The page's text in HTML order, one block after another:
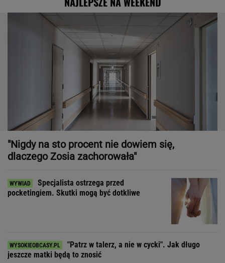
"Nigdy na sto procent nie dowiem się,
dlaczego Zosia zachorowała"
Specjalista ostrzega przed
pocketingiem. Skutki mogą być dotkliwe
"Patrz w talerz, a nie w cycki". Jak długo
jeszcze matki będą to znosić